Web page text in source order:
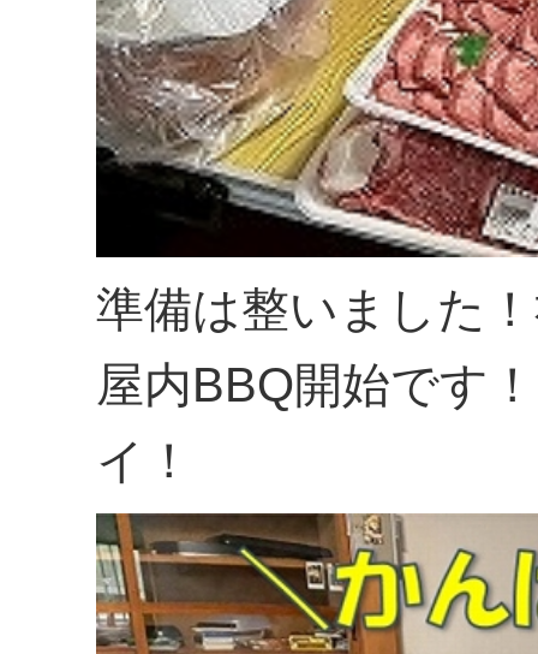
準備は整いました
屋内BBQ開始です
イ！